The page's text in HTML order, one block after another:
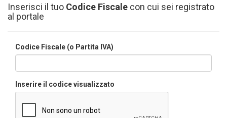
Inserisci il tuo Codice Fiscale con cui sei registrato
al portale
Codice Fiscale (o Partita IVA)
Inserire il codice visualizzato